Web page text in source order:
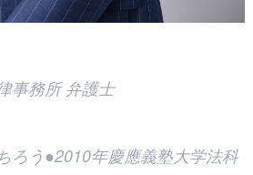
事務所 弁護士
ろう●2010年慶應義塾大学法科